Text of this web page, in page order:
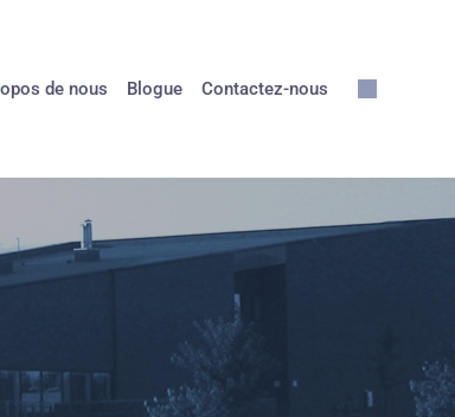
de nous Blogue Contactez-nous